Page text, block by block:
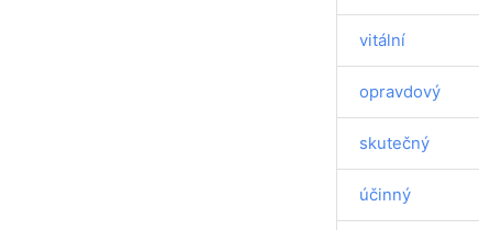
vitální
opravdový
skutečný
účinný